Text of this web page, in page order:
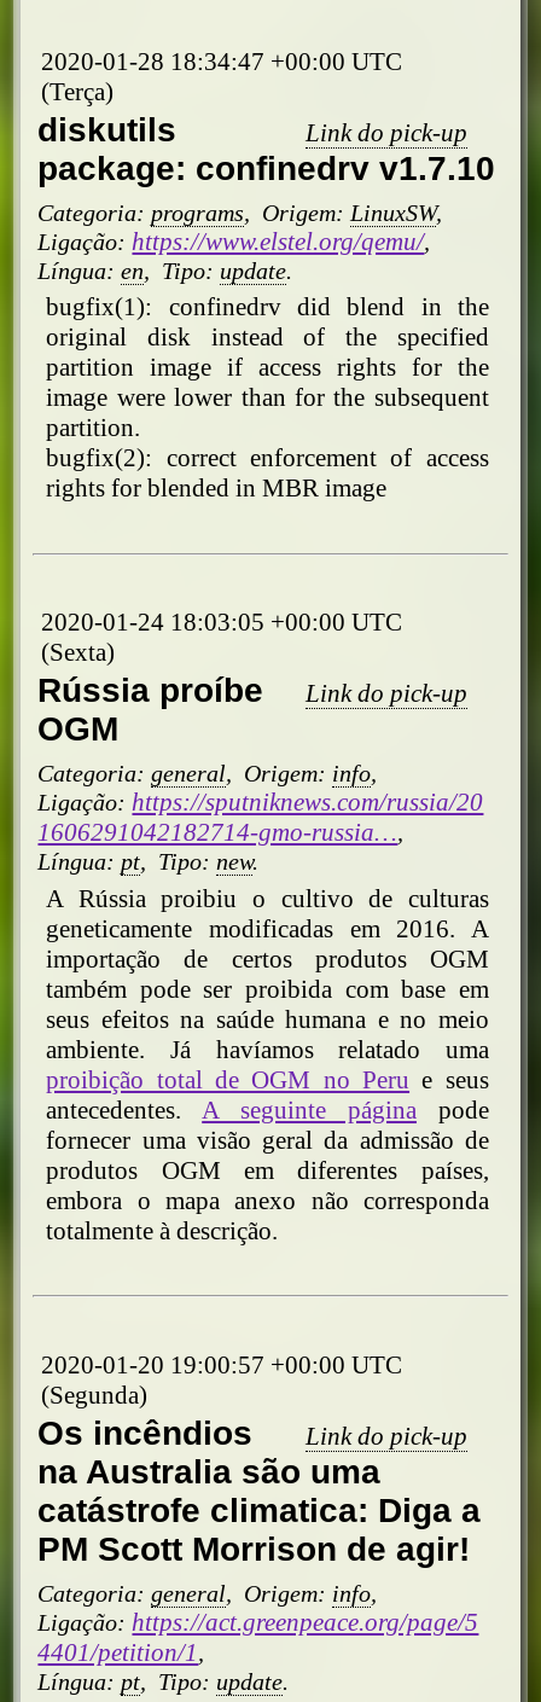
2020-01-28 18:34:47 +00:00 UTC
(Terça)
Link do pick-up
diskutils
package: confinedrv v1.7.10
Categoria: programs, Origem: LinuxSW,
Ligação: https://www.elstel.org/qemu/,
Língua:en, Tipo: update.
bugfix(1): confinedrv did blend in the
original disk instead of the specified
partition image if access rights for the
image were lower than for the subsequent
partition.
bugfix(2): correct enforcement of access
rights for blended in MBR image
2020-01-24 18:03:05 +00:00 UTC
(Sexta)
Link do pick-up
Rússia proíbe
OGM
Categoria:general, Origem: info,
Ligação: https://sputniknews.com/russia/20
1606291042182714-gmo-russia…,
Língua: pt, Tipo: new.
A Rússia proibiu o cultivo de culturas
geneticamente modificadas em 2016. A
importação de certos produtos OGM
também pode ser proibida com base em
seus efeitos na saúde humana e no meio
ambiente. Já havíamos relatado uma
proibição total de OGM no Peru e seus
antecedentes.A seguinte páginapode
fornecer uma visão geral da admissão de
produtos OGM em diferentes países,
embora o mapa anexo não corresponda
totalmente à descrição.
2020-01-20 19:00:57 +00:00 UTC
(Segunda)
Link do pick-up
Os incêndios
na Australia são uma
catástrofe climatica: Diga a
PM Scott Morrison de agir!
Categoria:general, Origem: info,
Ligação: https://act.greenpeace.org/page/5
4401/petition/1,
Língua: pt, Tipo: update.